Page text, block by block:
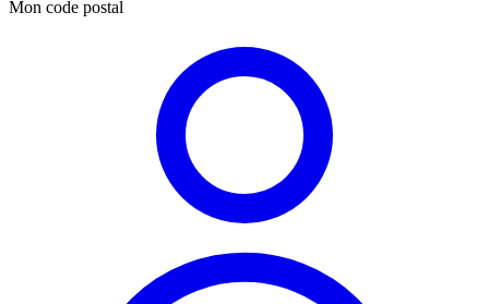
Mon code postal